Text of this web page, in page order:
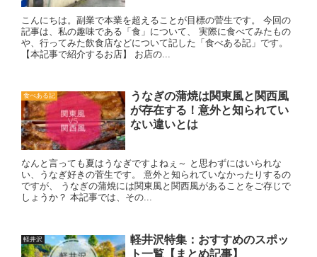
こんにちは。副業で本業を超えることが目標の菅生です。 今回の
記事は、私の趣味である「食」について、 実際に食べてみたもの
や、行ってみた飲食店などについて記した「食べある記」です。
【本記事で紹介するお店】 お店の...
食べある記
うなぎの蒲焼は関東風と関西風
が存在する！意外と知られてい
ない違いとは
なんと言っても夏はうなぎですよねぇ～ と思わずにはいられな
い、うなぎ好きの菅生です。 意外と知られていなかったりするの
ですが、 うなぎの蒲焼には関東風と関西風があることをご存じで
しょうか？ 本記事では、その...
軽井沢
軽井沢特集：おすすめのスポッ
ト一覧【まとめ記事】